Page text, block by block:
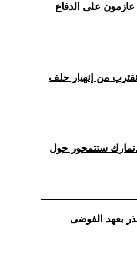
عازمون على الدفاع
من إنهيار حلف
ستتمحور حول
بعهد الفوضى